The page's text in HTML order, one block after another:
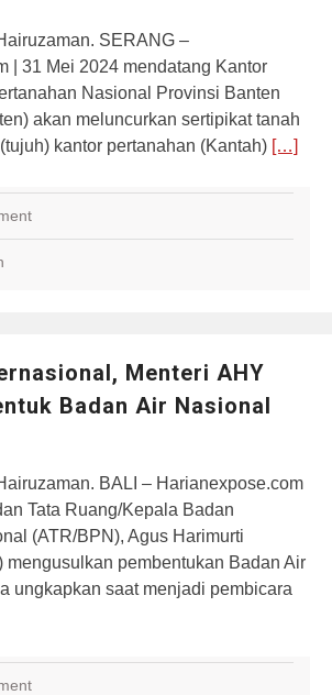
SERANG –
| 31 Mei 2024 mendatang Kantor
Nasional Provinsi Banten
akan meluncurkan sertipikat tanah
kantor pertanahan (Kantah) […]
Menteri AHY
Badan Air Nasional
BALI – Harianexpose.com
Tata Ruang/Kepala Badan
(ATR/BPN), Agus Harimurti
mengusulkan pembentukan Badan Air
ungkapkan saat menjadi pembicara